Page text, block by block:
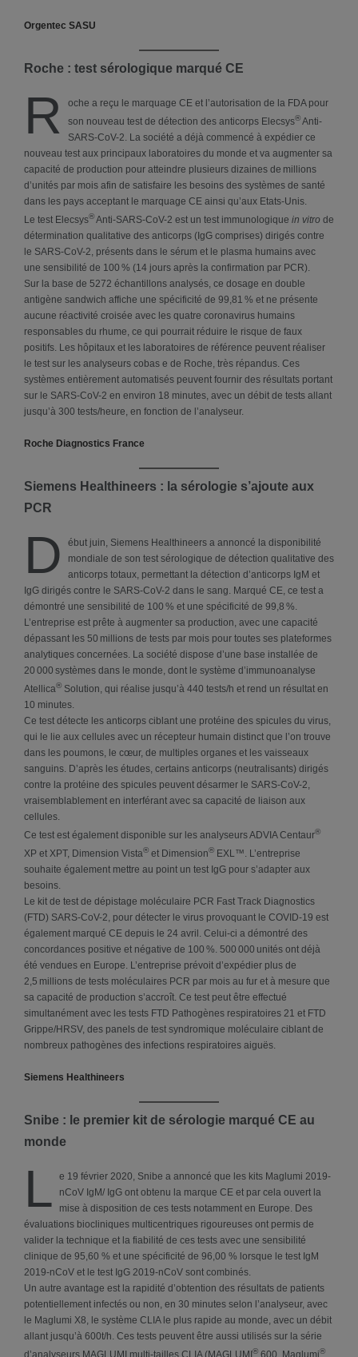
Orgentec SASU
Roche : test sérologique marqué CE
R
oche a reçu le marquage CE et l’autorisation de la FDA pour
son nouveau test de détection des anticorps Elecsys®Anti-
SARS-CoV-2. La société a déjà commencé à expédier ce
nouveau test aux principaux laboratoires du monde et va augmenter sa
capacité de production pour atteindre plusieurs dizaines de millions
d’unités par mois afin de satisfaire les besoins des systèmes de santé
dans les pays acceptant le marquage CE ainsi qu’aux Etats-Unis.
Le test Elecsys®Anti-SARS-CoV-2 est un test immunologique in vitro de
détermination qualitative des anticorps (IgG comprises) dirigés contre
le SARS-CoV-2, présents dans le sérum et le plasma humains avec
une sensibilité de 100 % (14 jours après la confirmation par PCR).
Sur la base de 5272 échantillons analysés, ce dosage en double
antigène sandwich affiche une spécificité de 99,81 % et ne présente
aucune réactivité croisée avec les quatre coronavirus humains
responsables du rhume, ce qui pourrait réduire le risque de faux
positifs. Les hôpitaux et les laboratoires de référence peuvent réaliser
le test sur les analyseurs cobas e de Roche, très répandus. Ces
systèmes entièrement automatisés peuvent fournir des résultats portant
sur le SARS-CoV-2 en environ 18 minutes, avec un débit de tests allant
jusqu’à 300 tests/heure, en fonction de l’analyseur.
Roche Diagnostics France
Siemens Healthineers : la sérologie s’ajoute aux
PCR
D
ébut juin, Siemens Healthineers a annoncé la disponibilité
mondiale de son test sérologique de détection qualitative des
anticorps totaux, permettant la détection d’anticorps IgM et
IgG dirigés contre le SARS-CoV-2 dans le sang. Marqué CE, ce test a
démontré une sensibilité de 100 % et une spécificité de 99,8 %.
L’entreprise est prête à augmenter sa production, avec une capacité
dépassant les 50 millions de tests par mois pour toutes ses plateformes
analytiques concernées. La société dispose d’une base installée de
20 000 systèmes dans le monde, dont le système d’immunoanalyse
Atellica® Solution, qui réalise jusqu’à 440 tests/h et rend un résultat en
10 minutes.
Ce test détecte les anticorps ciblant une protéine des spicules du virus,
qui le lie aux cellules avec un récepteur humain distinct que l’on trouve
dans les poumons, le cœur, de multiples organes et les vaisseaux
sanguins. D’après les études, certains anticorps (neutralisants) dirigés
contre la protéine des spicules peuvent désarmer le SARS-CoV-2,
vraisemblablement en interférant avec sa capacité de liaison aux
cellules.
Ce test est également disponible sur les analyseurs ADVIA Centaur®
XP et XPT, Dimension Vista® et Dimension® EXL™. L’entreprise
souhaite également mettre au point un test IgG pour s’adapter aux
besoins.
Le kit de test de dépistage moléculaire PCR Fast Track Diagnostics
(FTD) SARS-CoV-2, pour détecter le virus provoquant le COVID-19 est
également marqué CE depuis le 24 avril. Celui-ci a démontré des
concordances positive et négative de 100 %. 500 000 unités ont déjà
été vendues en Europe. L’entreprise prévoit d’expédier plus de
2,5 millions de tests moléculaires PCR par mois au fur et à mesure que
sa capacité de production s’accroît. Ce test peut être effectué
simultanément avec les tests FTD Pathogènes respiratoires 21 et FTD
Grippe/HRSV, des panels de test syndromique moléculaire ciblant de
nombreux pathogènes des infections respiratoires aiguës.
Siemens Healthineers
Snibe : le premier kit de sérologie marqué CE au
monde
L
e 19 février 2020, Snibe a annoncé que les kits Maglumi 2019-
nCoV IgM/ IgG ont obtenu la marque CE et par cela ouvert la
mise à disposition de ces tests notamment en Europe. Des
évaluations biocliniques multicentriques rigoureuses ont permis de
valider la technique et la fiabilité de ces tests avec une sensibilité
clinique de 95,60 % et une spécificité de 96,00 % lorsque le test IgM
2019-nCoV et le test IgG 2019-nCoV sont combinés.
Un autre avantage est la rapidité d’obtention des résultats de patients
potentiellement infectés ou non, en 30 minutes selon l’analyseur, avec
le Maglumi X8, le système CLIA le plus rapide au monde, avec un débit
allant jusqu’à 600t/h. Ces tests peuvent être aussi utilisés sur la série
d’analyseurs MAGLUMI multi-tailles CLIA (MAGLUMI® 600, Maglumi®